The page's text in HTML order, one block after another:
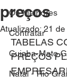
Os Melhores
Contratar
Cuiaba-Mato
Natal - Rio
preços
Atualizado: 21 de
TABELAS
PREÇOS